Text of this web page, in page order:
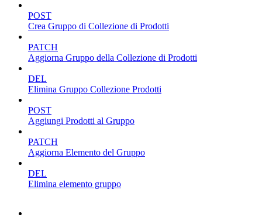
POST
Crea Gruppo di Collezione di Prodotti
PATCH
Aggiorna Gruppo della Collezione di Prodotti
DEL
Elimina Gruppo Collezione Prodotti
POST
Aggiungi Prodotti al Gruppo
PATCH
Aggiorna Elemento del Gruppo
DEL
Elimina elemento gruppo